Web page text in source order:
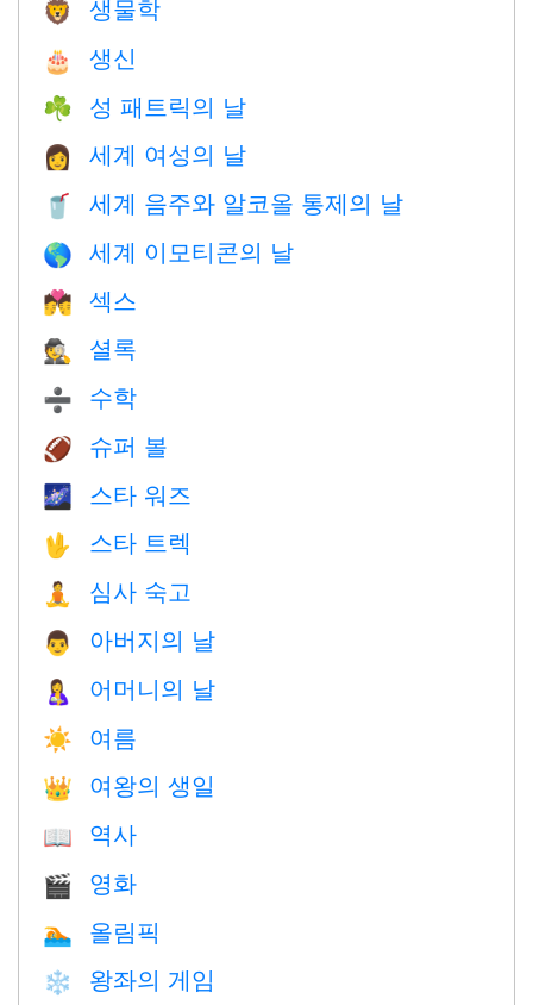
🦁 생물학
🎂 생신
☘️ 성 패트릭의 날
👩 세계 여성의 날
🥤 세계 음주와 알코올 통제의 날
🌎 세계 이모티콘의 날
💏 섹스
🕵️ 셜록
➗ 수학
🏈 슈퍼 볼
🌌 스타 워즈
🖖 스타 트렉
🧘 심사 숙고
👨 아버지의 날
🤱 어머니의 날
☀️ 여름
👑 여왕의 생일
📖 역사
🎬 영화
🏊 올림픽
❄️ 왕좌의 게임